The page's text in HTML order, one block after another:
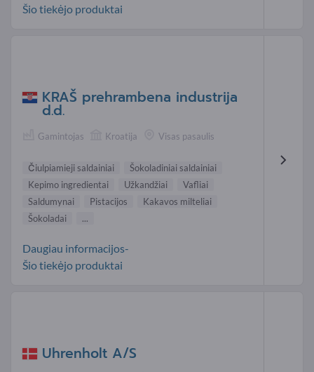
Šio tiekėjo produktai
KRAŠ prehrambena industrija
d.d.
Gamintojas Kroatija Visas pasaulis
Čiulpiamieji saldainiai
Šokoladiniai saldainiai
Kepimo ingredientai
Užkandžiai
Vafliai
Saldumynai
Pistacijos
Kakavos milteliai
Šokoladai
...
Daugiau informacijos-
Šio tiekėjo produktai
Uhrenholt A/S